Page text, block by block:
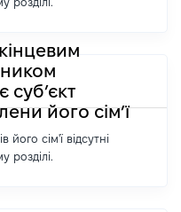
суб’єкт
його сім’ї
його сім'ї відсутні
розділі.